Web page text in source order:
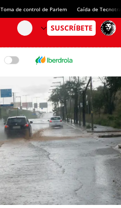
Toma de control de Parlem Caída de